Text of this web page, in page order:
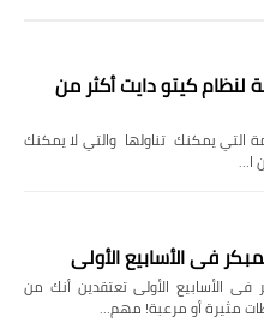
لنظام كيتو دايت أكثر من
يمكنك تناولها والتي لا يمكنك
ا…
فى الأسابيع الأولى تعتقدين أنك من
مثيرة أو مرعبة! مهم…